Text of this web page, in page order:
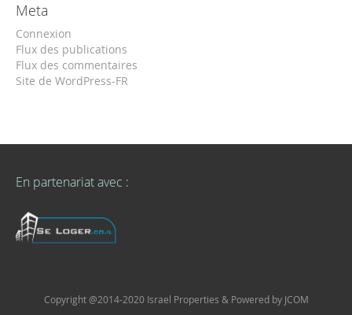
Meta
Connexion
Flux des publications
Flux des commentaires
Site de WordPress-FR
En partenariat avec :
Copyright @2014-2020 Israel Properties & Powered by JCOM